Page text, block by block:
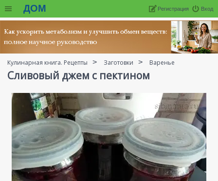
ДОМ Вход
Регистрация
Кулинарная книга. Рецепты Заготовки Варенье
Сливовый джем с пектином